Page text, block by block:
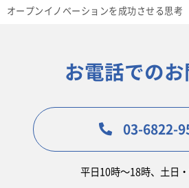
オープンイノベーションを成功させる思考
お電話でのお
03-6822-
平日10時〜18時、土日